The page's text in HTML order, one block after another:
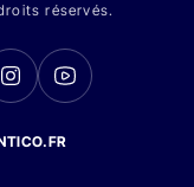
réservés.